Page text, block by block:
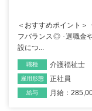
＜おすすめポイント＞
フバランス◎ ･退職金
設につ...
職種 介護福祉士
雇用形態 正社員
給与 月給：